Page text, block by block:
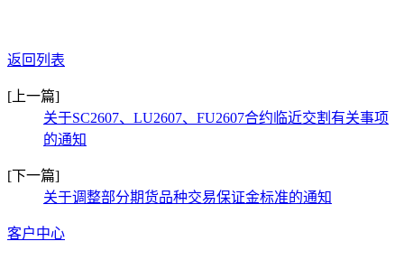
返回列表
[上一篇]
关于SC2607、LU2607、FU2607合约临近交割有关事项
的通知
[下一篇]
关于调整部分期货品种交易保证金标准的通知
客户中心